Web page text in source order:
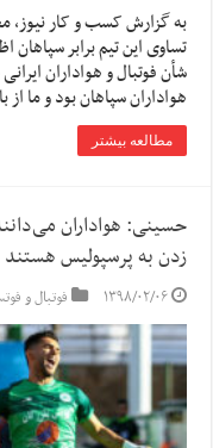
به گزارش کسب و کار
تساوی این تیم برابر سپاهان
شأن فوتبال و هواداران
هواداران سپاهان بود و ما
مطالعه بیشتر
حسینی: هواداران
زدن به پرسپولیس هستند
۱۳۹۸/۰۲/۰۶ فوتبال و